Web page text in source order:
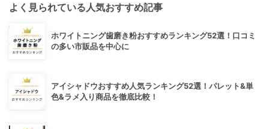
よく見られている人気おすすめ記事
ホワイトニング歯磨き粉おすすめランキング52選！口コミ
の多い市販品を中心に
アイシャドウおすすめ人気ランキング52選！パレット&単
色&ラメ入り商品を徹底比較！